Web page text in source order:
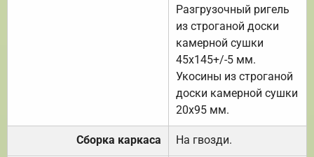
Разгрузочный ригель
из строганой доски
камерной сушки
45х145+/-5 мм.
Укосины из строганой
доски камерной сушки
20х95 мм.
Сборка каркаса На гвозди.